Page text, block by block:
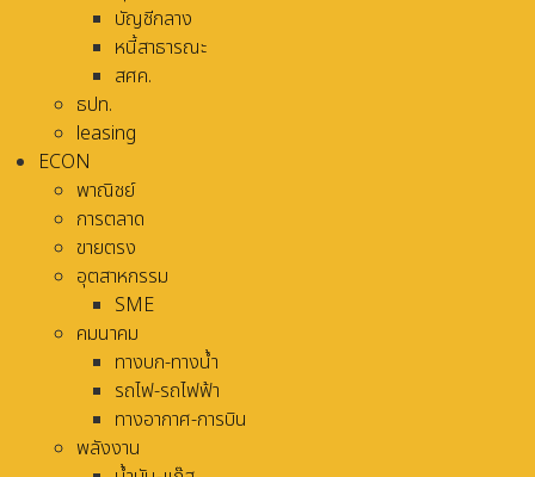
บัญชีกลาง
หนี้สาธารณะ
สศค.
ธปท.
leasing
ECON
พาณิชย์
การตลาด
ขายตรง
อุตสาหกรรม
SME
คมนาคม
ทางบก-ทางน้ำ
รถไฟ-รถไฟฟ้า
ทางอากาศ-การบิน
พลังงาน